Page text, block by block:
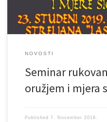
NOVOSTI
Seminar
oružjem i mjera
Published 7. November 2019.